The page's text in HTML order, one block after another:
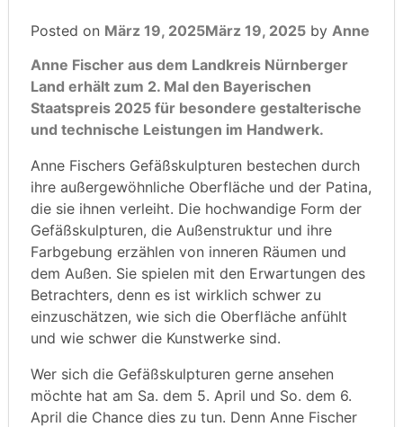
Posted on März 19, 2025März 19, 2025 by Anne
Anne Fischer aus dem Landkreis Nürnberger
Land erhält zum 2. Mal den Bayerischen
Staatspreis 2025 für besondere gestalterische
und technische Leistungen im Handwerk.
Anne Fischers Gefäßskulpturen bestechen durch
ihre außergewöhnliche Oberfläche und der Patina,
die sie ihnen verleiht. Die hochwandige Form der
Gefäßskulpturen, die Außenstruktur und ihre
Farbgebung erzählen von inneren Räumen und
dem Außen. Sie spielen mit den Erwartungen des
Betrachters, denn es ist wirklich schwer zu
einzuschätzen, wie sich die Oberfläche anfühlt
und wie schwer die Kunstwerke sind.
Wer sich die Gefäßskulpturen gerne ansehen
möchte hat am Sa. dem 5. April und So. dem 6.
April die Chance dies zu tun. Denn Anne Fischer